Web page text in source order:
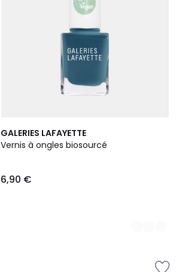
GALERIES LAFAYETTE
Vernis à ongles biosourcé
6,90 €
9
Couleurs